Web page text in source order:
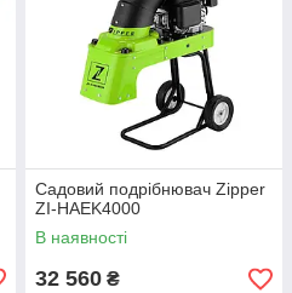
Садовий подрібнювач Zipper
ZI-HAEK4000
В наявності
32 560 ₴